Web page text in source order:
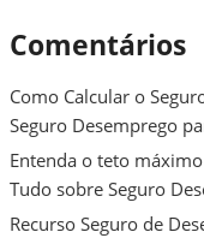
Comentários
Como Calcular o
Seguro Desemprego
Entenda o teto
Tudo sobre Seguro
Recurso Seguro de